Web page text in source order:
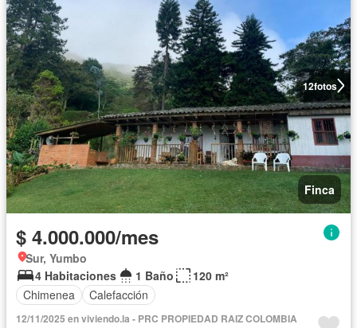
12fotos
Finca
$ 4.000.000/mes
Sur, Yumbo
4 Habitaciones
1 Baño
120 m²
Chimenea
Calefacción
12/11/2025 en viviendo.la - PRC PROPIEDAD RAIZ COLOMBIA